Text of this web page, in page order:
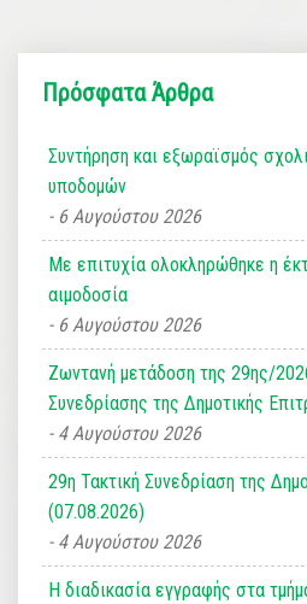
Πρόσφατα Άρθρα
Συντήρηση και εξωραϊσμός
υποδομών
6 Αυγούστου 2026
Με επιτυχία ολοκληρώθηκε η
αιμοδοσία
6 Αυγούστου 2026
Ζωντανή μετάδοση της 29ης/
Συνεδρίασης της Δημοτικής
4 Αυγούστου 2026
29η Τακτική Συνεδρίαση της
(07.08.2026)
4 Αυγούστου 2026
Η διαδικασία εγγραφής στα